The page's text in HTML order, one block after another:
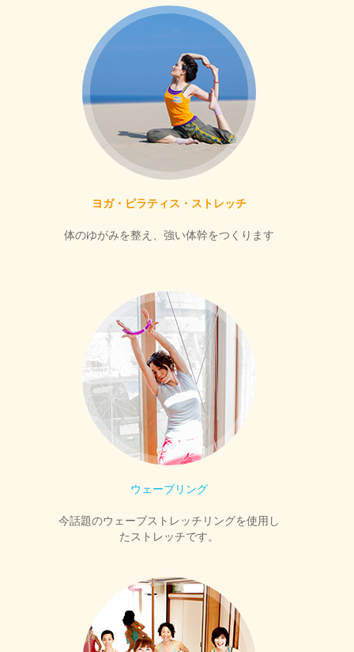
ヨガ・ピラティス・ストレッチ
体のゆがみを整え、強い体幹をつくります
ウェーブリング
今話題のウェーブストレッチリングを使用し
たストレッチです。